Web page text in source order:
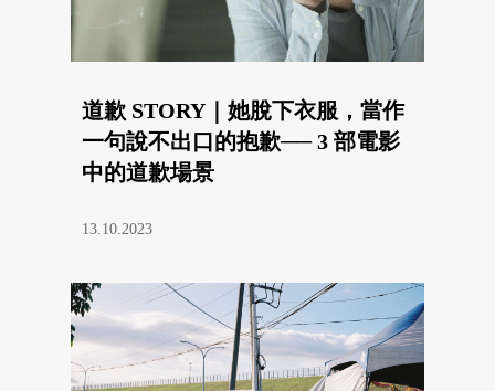
道歉 STORY｜她脫下衣服，當作
一句說不出口的抱歉── 3 部電影
中的道歉場景
13.10.2023